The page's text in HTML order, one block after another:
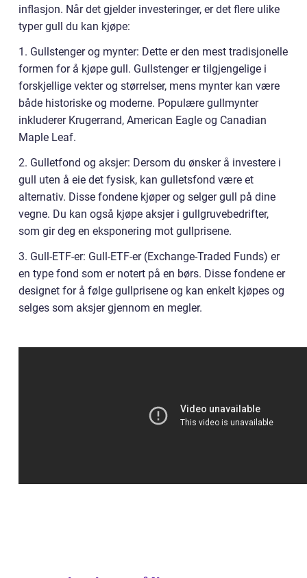
inflasjon. Når det gjelder investeringer, er det flere ulike
typer gull du kan kjøpe:
1. Gullstenger og mynter: Dette er den mest tradisjonelle
formen for å kjøpe gull. Gullstenger er tilgjengelige i
forskjellige vekter og størrelser, mens mynter kan være
både historiske og moderne. Populære gullmynter
inkluderer Krugerrand, American Eagle og Canadian
Maple Leaf.
2. Gulletfond og aksjer: Dersom du ønsker å investere i
gull uten å eie det fysisk, kan gulletsfond være et
alternativ. Disse fondene kjøper og selger gull på dine
vegne. Du kan også kjøpe aksjer i gullgruvebedrifter,
som gir deg en eksponering mot gullprisene.
3. Gull-ETF-er: Gull-ETF-er (Exchange-Traded Funds) er
en type fond som er notert på en børs. Disse fondene er
designet for å følge gullprisene og kan enkelt kjøpes og
selges som aksjer gjennom en megler.